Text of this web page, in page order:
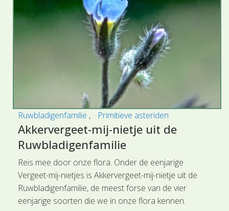
Ruwbladigenfamilie Primitieve asteriden
Akkervergeet-mij-nietje uit de
Ruwbladigenfamilie
Reis mee door onze flora. Onder de eenjarige
Vergeet-mij-nietjes is Akkervergeet-mij-nietje uit de
Ruwbladigenfamilie, de meest forse van de vier
eenjarige soorten die we in onze flora kennen.